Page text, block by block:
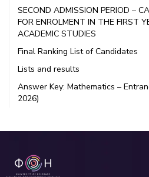
SECOND ADMISSION PERIOD –
FOR ENROLMENT IN THE FIRST
ACADEMIC STUDIES
Final Ranking List of Candidates
Lists and results
Answer Key: Mathematics –
2026)